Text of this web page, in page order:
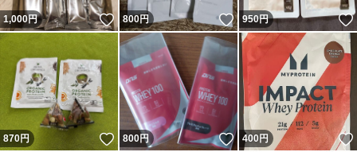
1,000円 いいね！
800円 いいね！
950円
870円 いいね！
800円 いいね！
400円